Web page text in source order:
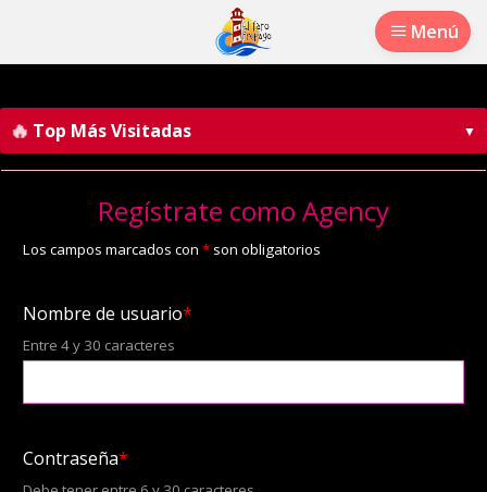
Menú
Regístrate como Agency
Los campos marcados con * son obligatorios
Nombre de usuario*
Entre 4 y 30 caracteres
Contraseña*
🔥 Top Más Visitadas ▼